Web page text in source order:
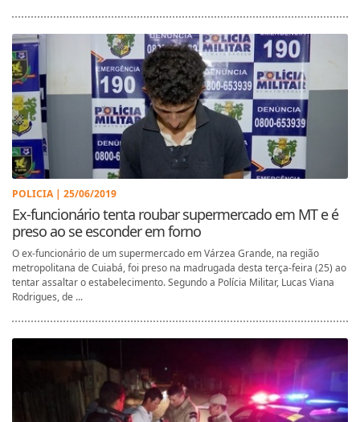
POLICIA | 25/06/2019
Ex-funcionário tenta roubar supermercado em MT e é
preso ao se esconder em forno
O ex-funcionário de um supermercado em Várzea Grande, na região
metropolitana de Cuiabá, foi preso na madrugada desta terça-feira (25) ao
tentar assaltar o estabelecimento. Segundo a Polícia Militar, Lucas Viana
Rodrigues, de ...